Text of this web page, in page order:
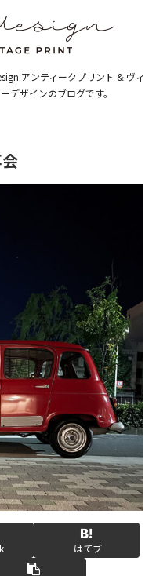
アンティークプリント & ヴィ
デザインのブログです。
はてブ